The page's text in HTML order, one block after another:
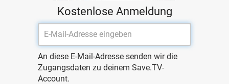
Kostenlose Anmeldung
An diese E-Mail-Adresse senden wir die
Zugangsdaten zu deinem Save.TV-
Account.